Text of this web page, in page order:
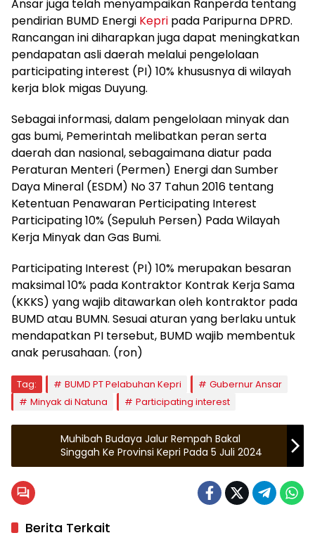
Ansar juga telah menyampaikan Ranperda tentang
pendirian BUMD Energi Kepri pada Paripurna DPRD.
Rancangan ini diharapkan juga dapat meningkatkan
pendapatan asli daerah melalui pengelolaan
participating interest (PI) 10% khususnya di wilayah
kerja blok migas Duyung.
Sebagai informasi, dalam pengelolaan minyak dan
gas bumi, Pemerintah melibatkan peran serta
daerah dan nasional, sebagaimana diatur pada
Peraturan Menteri (Permen) Energi dan Sumber
Daya Mineral (ESDM) No 37 Tahun 2016 tentang
Ketentuan Penawaran Perticipating Interest
Participating 10% (Sepuluh Persen) Pada Wilayah
Kerja Minyak dan Gas Bumi.
Participating Interest (PI) 10% merupakan besaran
maksimal 10% pada Kontraktor Kontrak Kerja Sama
(KKKS) yang wajib ditawarkan oleh kontraktor pada
BUMD atau BUMN. Sesuai aturan yang berlaku untuk
mendapatkan PI tersebut, BUMD wajib membentuk
anak perusahaan. (ron)
Tag: BUMD PT Pelabuhan Kepri
Gubernur Ansar
Minyak di Natuna
Participating interest
Muhibah Budaya Jalur Rempah Bakal
Singgah Ke Provinsi Kepri Pada 5 Juli 2024
Berita Terkait
Kepulauan Riau